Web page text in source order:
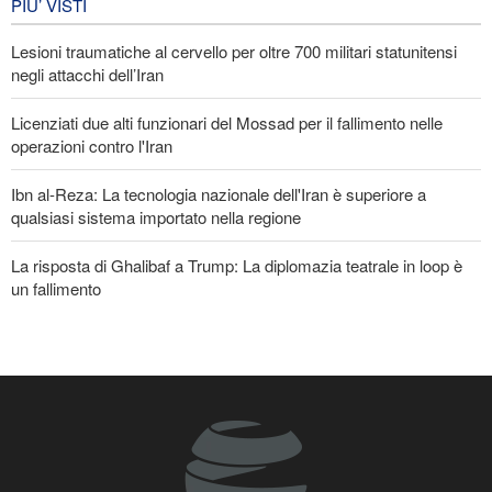
EVENTI
PIU’ VISTI
Lesioni traumatiche al cervello per oltre 700 militari statunitensi
negli attacchi dell’Iran
Licenziati due alti funzionari del Mossad per il fallimento nelle
operazioni contro l'Iran
Ibn al-Reza: La tecnologia nazionale dell'Iran è superiore a
qualsiasi sistema importato nella regione
La risposta di Ghalibaf a Trump: La diplomazia teatrale in loop è
un fallimento
sarebbe stato pieno di guerre! Immagini selezionate
nell'anniversario del massacro atomico di Hiroshima